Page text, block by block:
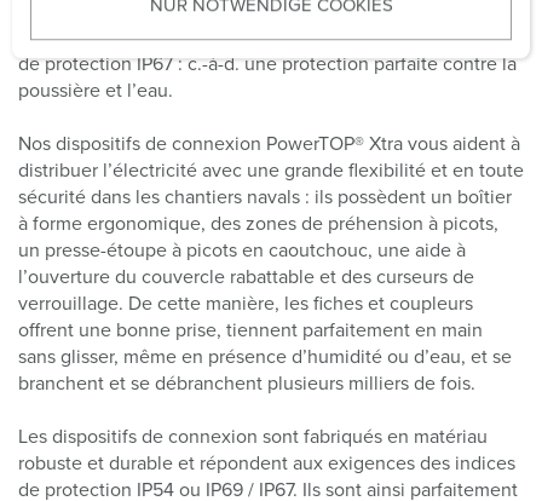
w
a
h
NUR NOTWENDIGE COOKIES
est simple et vous permet de gagner du temps. Les fiches
et coupleurs AM-TOP® répondent aux exigences de l’indice
de protection IP67 : c.-à-d. une protection parfaite contre la
poussière et l’eau.
Nos dispositifs de connexion PowerTOP® Xtra vous aident à
distribuer l’électricité avec une grande flexibilité et en toute
sécurité dans les chantiers navals : ils possèdent un boîtier
à forme ergonomique, des zones de préhension à picots,
un presse-étoupe à picots en caoutchouc, une aide à
l’ouverture du couvercle rabattable et des curseurs de
verrouillage. De cette manière, les fiches et coupleurs
offrent une bonne prise, tiennent parfaitement en main
sans glisser, même en présence d’humidité ou d’eau, et se
branchent et se débranchent plusieurs milliers de fois.
Les dispositifs de connexion sont fabriqués en matériau
robuste et durable et répondent aux exigences des indices
de protection IP54 ou IP69 / IP67. Ils sont ainsi parfaitement